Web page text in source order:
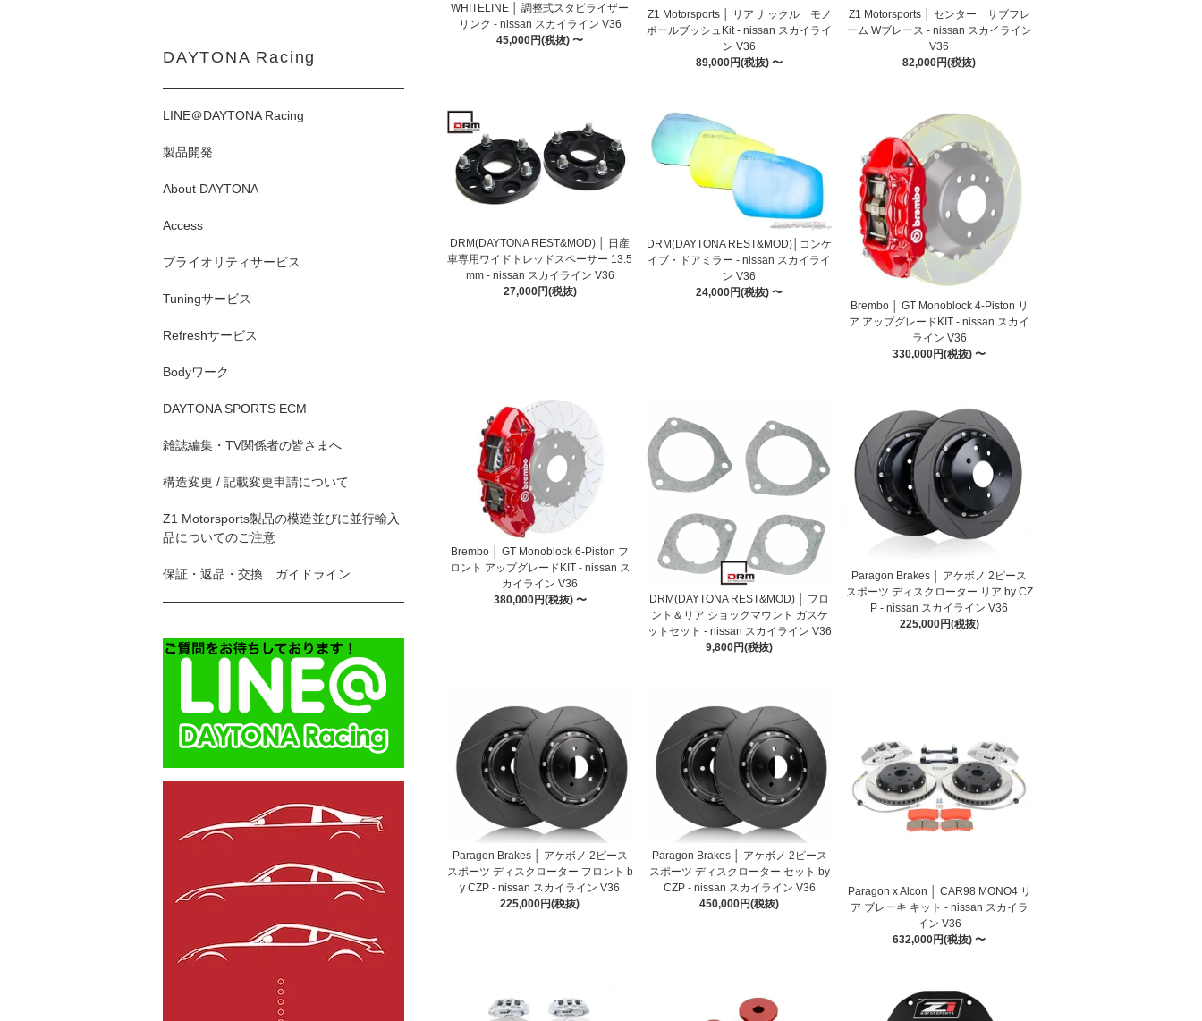
WHITELINE │ 調整式スタビライザー
リンク - nissan スカイライン V36
45,000円(税抜) 〜
Z1 Motorsports │ リア ナックル モノ
ボールブッシュKit - nissan スカイライ
ン V36
89,000円(税抜) 〜
Z1 Motorsports │ センター サブフレ
ーム Wブレース - nissan スカイライン
V36
82,000円(税抜)
DRM(DAYTONA REST&MOD) │ 日産
車専用ワイドトレッドスペーサー 13.5
mm - nissan スカイライン V36
27,000円(税抜)
DRM(DAYTONA REST&MOD)│コンケ
イブ・ドアミラー - nissan スカイライ
ン V36
24,000円(税抜) 〜
Brembo │ GT Monoblock 4-Piston リ
ア アップグレードKIT - nissan スカイ
ライン V36
330,000円(税抜) 〜
Brembo │ GT Monoblock 6-Piston フ
ロント アップグレードKIT - nissan ス
カイライン V36
380,000円(税抜) 〜
DRM(DAYTONA REST&MOD) │ フロ
ント＆リア ショックマウント ガスケ
ットセット - nissan スカイライン V36
9,800円(税抜)
Paragon Brakes │ アケボノ 2ピース
スポーツ ディスクローター リア by CZ
P - nissan スカイライン V36
225,000円(税抜)
Paragon Brakes │ アケボノ 2ピース
スポーツ ディスクローター フロント b
y CZP - nissan スカイライン V36
225,000円(税抜)
Paragon Brakes │ アケボノ 2ピース
スポーツ ディスクローター セット by
CZP - nissan スカイライン V36
450,000円(税抜)
Paragon x Alcon │ CAR98 MONO4 リ
ア ブレーキ キット - nissan スカイラ
イン V36
632,000円(税抜) 〜
DAYTONA Racing
LINE＠DAYTONA Racing
製品開発
About DAYTONA
Access
プライオリティサービス
Tuningサービス
Refreshサービス
Bodyワーク
DAYTONA SPORTS ECM
雑誌編集・TV関係者の皆さまへ
構造変更 / 記載変更申請について
Z1 Motorsports製品の模造並びに並行輸入
品についてのご注意
保証・返品・交換 ガイドライン